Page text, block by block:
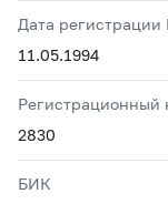
Дата
11.05.1994
Регистрационный
2830
БИК